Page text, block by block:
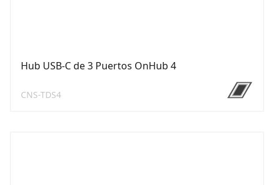
Hub USB-C de 3 Puertos OnHub 4
CNS-TDS4